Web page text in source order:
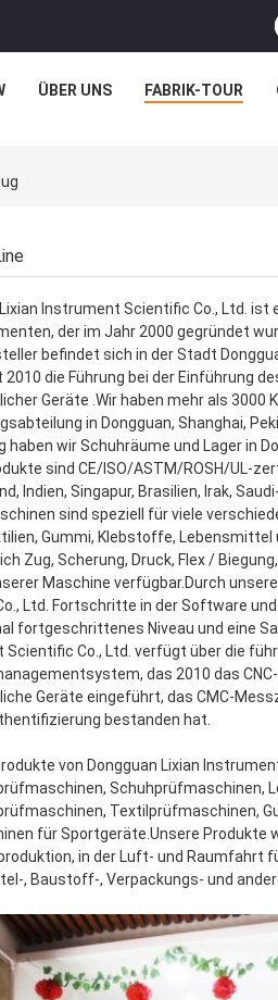
ÜBER UNS FABRIK-TOUR
Instrument Scientific Co., Ltd.
der im Jahr 2000 gegründet
befindet sich in der Stadt
die Führung bei der Einführung
Geräte .Wir haben mehr als 3000
in Dongguan, Shanghai,
haben wir Schuhräume und Lager in
sind CE/ISO/ASTM/ROSH/UL-
Indien, Singapur, Brasilien, Irak,
sind speziell für viele
Gummi, Klebstoffe,
Zug, Scherung, Druck, Flex /
Maschine verfügbar.Durch
Ltd. Fortschritte in der Software
fortgeschrittenes Niveau und eine
Scientific Co., Ltd. verfügt über die
das 2010 das
Geräte eingeführt, das CMC-
bestanden hat.
von Dongguan Lixian
Schuhprüfmaschinen,
Textilprüfmaschinen,
für Sportgeräte.Unsere Produkte
in der Luft- und Raumfahrt
, Baustoff-, Verpackungs- und